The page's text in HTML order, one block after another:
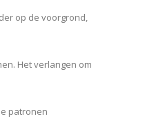
op de voorgrond,
Het verlangen om
patronen